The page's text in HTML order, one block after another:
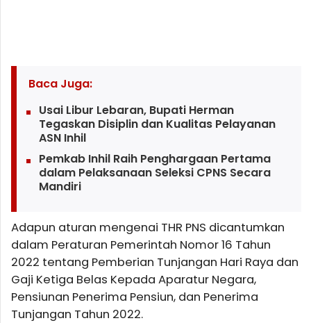
Baca Juga:
Usai Libur Lebaran, Bupati Herman
Tegaskan Disiplin dan Kualitas Pelayanan
ASN Inhil
Pemkab Inhil Raih Penghargaan Pertama
dalam Pelaksanaan Seleksi CPNS Secara
Mandiri
Adapun aturan mengenai THR PNS dicantumkan
dalam Peraturan Pemerintah Nomor 16 Tahun
2022 tentang Pemberian Tunjangan Hari Raya dan
Gaji Ketiga Belas Kepada Aparatur Negara,
Pensiunan Penerima Pensiun, dan Penerima
Tunjangan Tahun 2022.